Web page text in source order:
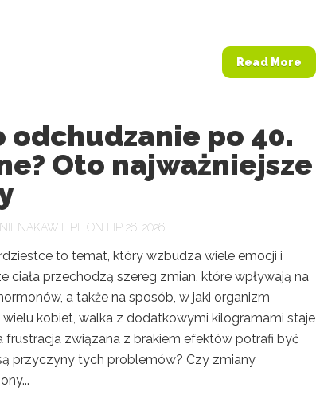
Read More
odchudzanie po 40.
Oto najważniejsze
ON LIP 26, 2026
to temat, który wzbudza wiele emocji i
ciała przechodzą szereg zmian, które wpływają na
a także na sposób, w jaki organizm
kobiet, walka z dodatkowymi kilogramami staje
frustracja związana z brakiem efektów potrafi być
przyczyny tych problemów? Czy zmiany